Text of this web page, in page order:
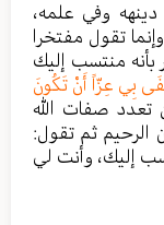
وفي علمه،
تقول مفتخرا
بأنه منتسب إليك
بِي عِزّاً أَنْ تَكُونَ
تعدد صفات الله
الرحيم ثم تقول:
إليك، وأنت لي